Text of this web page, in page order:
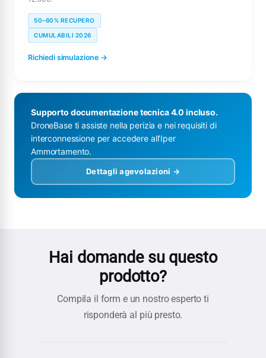
50–60% RECUPERO
CUMULABILI 2026
Richiedi simulazione →
Supporto documentazione tecnica 4.0 incluso.
DroneBase ti assiste nella perizia e nei requisiti di
interconnessione per accedere all’Iper
Ammortamento.
Dettagli agevolazioni →
Hai domande su questo
prodotto?
Compila il form e un nostro esperto ti
risponderà al più presto.